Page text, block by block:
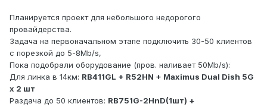
Планируется проект для небольшого недорогого
провайдерства.
Задача на первоначальном этапе подключить 30-50 клиентов
с порезкой до 5-8Mb/s,
Пока подобрали оборудование (пров. наливает 50Mb/s):
Для линка в 14км: RB411GL + R52HN + Maximus Dual Dish 5G
x 2 шт
Раздача до 50 клиентов: RB751G-2HnD(1шт) +